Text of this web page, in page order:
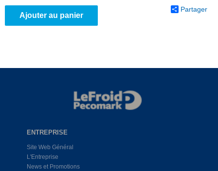
Ajouter au panier
Partager
ENTREPRISE
Site Web Général
L'Entreprise
News et Promotions